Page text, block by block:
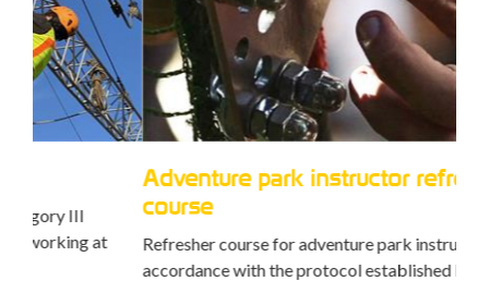
Adventure park instructor refresher
course
Refresher course for adventure park instructors in
accordance with the protocol established by the Italian